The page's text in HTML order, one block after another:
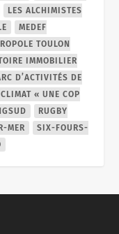
LES ALCHIMISTES
MEDEF
TOULON
IMMOBILIER
D’ACTIVITÉS DE
« UNE COP
RUGBY
MER
SIX-FOURS-